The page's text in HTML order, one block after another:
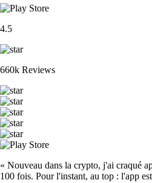
4.5
660k Reviews
« Nouveau dans la crypto, j'ai craqué
100 fois. Pour l'instant, au top : l'app